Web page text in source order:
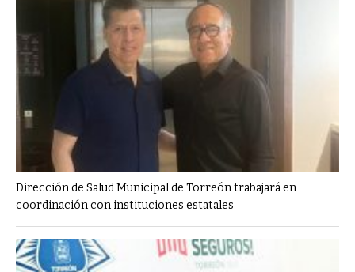
Dirección de Salud Municipal de Torreón trabajará en
coordinación con instituciones estatales